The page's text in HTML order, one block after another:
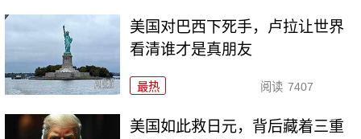
美国对巴西下死手，卢拉让世界
看清谁才是真朋友
最热 阅读 7407
美国如此救日元，背后藏着三重